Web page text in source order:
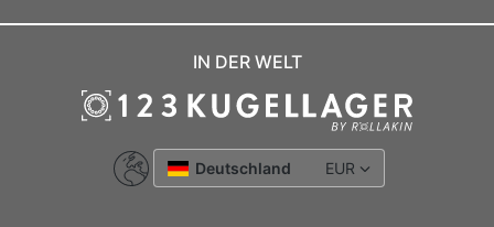
IN DER WELT
Deutschland EUR